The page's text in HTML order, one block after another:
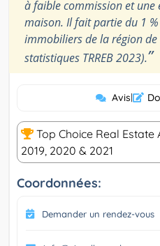
à faible commission et
maison. Il fait partie du 1
immobiliers de la région
statistiques TRREB 2023).”
Avis|
Top Choice Real
2019, 2020 & 2021
Coordonnées:
Demander un rendez-vous